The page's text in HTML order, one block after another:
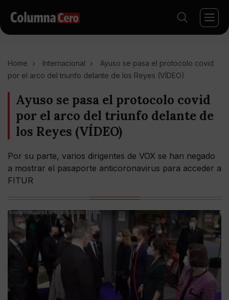
Home Internacional
Ayuso se pasa el protocolo covid
por el arco del triunfo delante de los Reyes (VÍDEO)
Ayuso se pasa el protocolo covid
por el arco del triunfo delante de
los Reyes (VÍDEO)
Por su parte, varios dirigentes de VOX se han negado
a mostrar el pasaporte anticoronavirus para acceder a
FITUR